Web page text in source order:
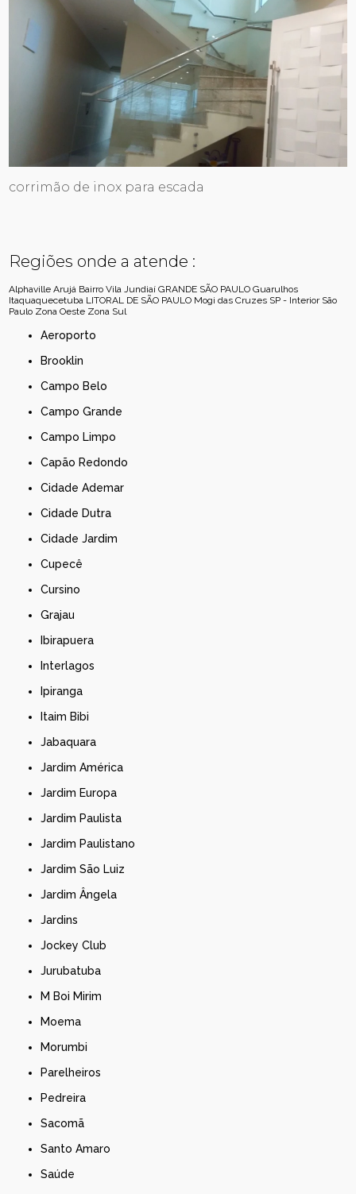
corrimão de inox para escada
Regiões onde a atende :
Alphaville Arujá Bairro Vila Jundiaí GRANDE SÃO PAULO Guarulhos
Itaquaquecetuba LITORAL DE SÃO PAULO Mogi das Cruzes SP - Interior São
Paulo Zona Oeste Zona Sul
Aeroporto
Brooklin
Campo Belo
Campo Grande
Campo Limpo
Capão Redondo
Cidade Ademar
Cidade Dutra
Cidade Jardim
Cupecê
Cursino
Grajau
Ibirapuera
Interlagos
Ipiranga
Itaim Bibi
Jabaquara
Jardim América
Jardim Europa
Jardim Paulista
Jardim Paulistano
Jardim São Luiz
Jardim Ângela
Jardins
Jockey Club
Jurubatuba
M Boi Mirim
Moema
Morumbi
Parelheiros
Pedreira
Sacomã
Santo Amaro
Saúde